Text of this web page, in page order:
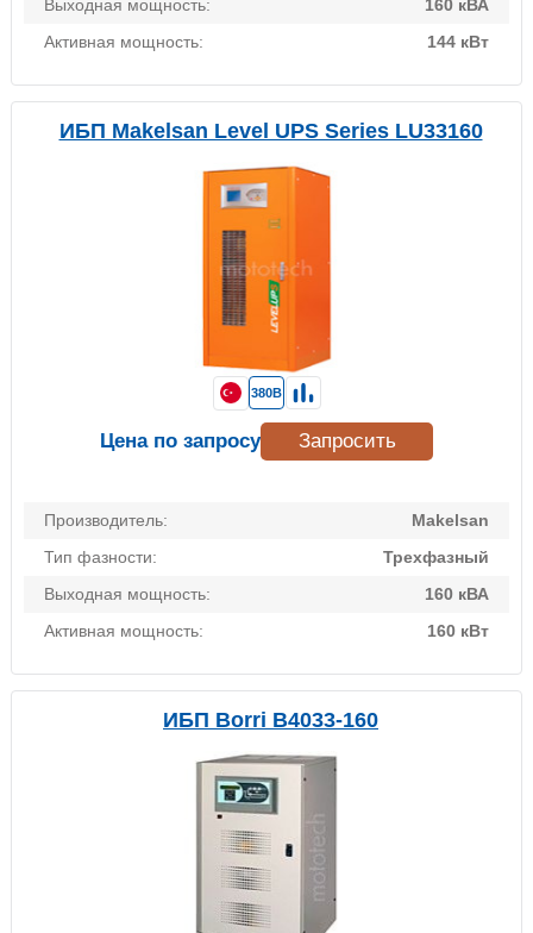
Выходная мощность:
160 кВА
Активная мощность:
144 кВт
ИБП Makelsan Level UPS Series LU33160
Производитель:
Makelsan
Тип фазности:
Трехфазный
Выходная мощность:
160 кВА
Активная мощность:
160 кВт
380В
Цена по запросу Запросить
ИБП Borri B4033-160